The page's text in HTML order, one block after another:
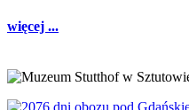
więcej ...